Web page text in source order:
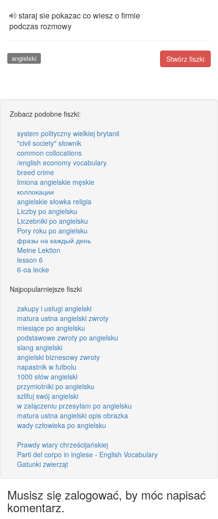
staraj sie pokazac co wiesz o firmie
podczas rozmowy
Stwórz fiszki
angielski
Zobacz podobne fiszki:
system polityczny wielkiej brytanii
"civil society" słownik
common collocations
/english economy vocabulary.
breed crime
Imiona angielskie męskie
коллокации
angielskie słowka religia
Liczby po angielsku
Liczebniki po angielsku
Pory roku po angielsku
фразы на каждый день
Meine Lektion
lesson 6
6-oa lecke
Najpopularniejsze fiszki
zakupy i usługi angielski
matura ustna angielski zwroty
miesiące po angielsku
podstawowe zwroty po angielsku
slang angielski
angielski biznesowy zwroty
napastnik w futbolu
1000 słów angielski
przymiotniki po angielsku
szlifuj swój angielski
w załączeniu przesyłam po angielsku
matura ustna angielski opis obrazka
wady człowieka po angielsku
Prawdy wiary chrześcijańskiej
Parti del corpo in inglese - English Vocabulary
Gatunki zwierząt
Musisz się zalogować, by móc napisać
komentarz.